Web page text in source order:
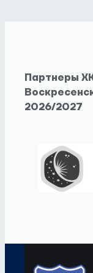
Партнеры
2026/2027